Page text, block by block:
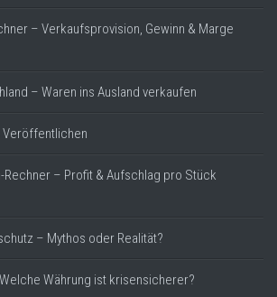
– Verkaufsprovision, Gewinn & Marge
– Waren ins Ausland verkaufen
Veröffentlichen
Rechner – Profit & Aufschlag pro Stück
– Mythos oder Realität?
Währung ist krisensicherer?